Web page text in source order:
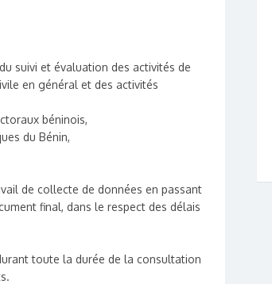
suivi et évaluation des activités de
en général et des activités
béninois,
du Bénin,
de collecte de données en passant
final, dans le respect des délais
toute la durée de la consultation